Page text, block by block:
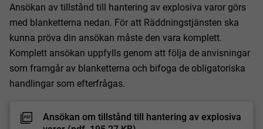
Ansökan av tillstånd till hantering av explosiva varor görs
med blanketterna nedan. För att Räddningstjänsten ska
kunna pröva din ansökan måste den vara komplett.
Komplett ansökan uppfylls genom att följa de anvisningar
som framgår av blanketterna och bifoga de obligatoriska
handlingar som efterfrågas.
Ansökan om tillstånd till hantering av explosiva